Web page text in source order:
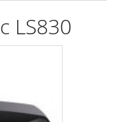
LS830